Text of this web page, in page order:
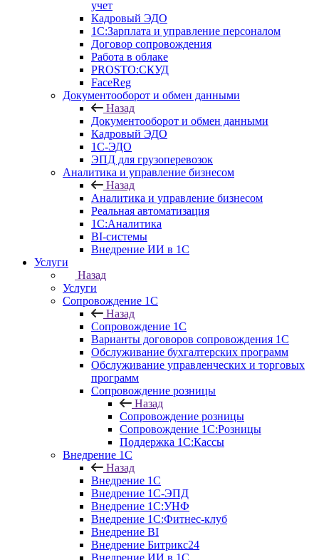
учет
Кадровый ЭДО
1С:Зарплата и управление персоналом
Договор сопровождения
Работа в облаке
PROSTO:СКУД
FaceReg
Документооборот и обмен данными
Назад
Документооборот и обмен данными
Кадровый ЭДО
1С-ЭДО
ЭПД для грузоперевозок
Аналитика и управление бизнесом
Назад
Аналитика и управление бизнесом
Реальная автоматизация
1С:Аналитика
BI-системы
Внедрение ИИ в 1С
Услуги
Назад
Услуги
Сопровождение 1С
Назад
Сопровождение 1С
Варианты договоров сопровождения 1С
Обслуживание бухгалтерских программ
Обслуживание управленческих и торговых
программ
Сопровождение розницы
Назад
Сопровождение розницы
Сопровождение 1С:Розницы
Поддержка 1С:Кассы
Внедрение 1С
Назад
Внедрение 1С
Внедрение 1С-ЭПД
Внедрение 1С:УНФ
Внедрение 1С:Фитнес-клуб
Внедрение BI
Внедрение Битрикс24
Внедрение ИИ в 1С